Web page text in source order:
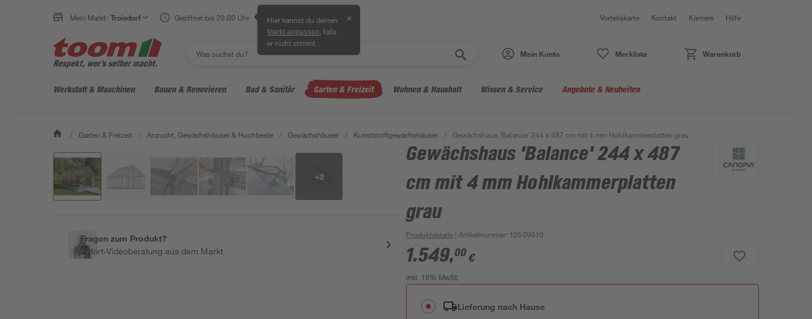
Mein Markt: Troisdorf Geöffnet bis 20:00 Uhr Hier kannst du deinen
Markt anpassen , falls
er nicht stimmt.
✕ Vorteilskarte Kontakt Karriere Hilfe
Mein Konto Merkliste Warenkorb
Werkstatt & Maschinen Bauen & Renovieren Bad & Sanitär Garten & Freizeit Wohnen & Haushalt Wissen & Service Angebote & Neuheiten
/ Garten & Freizeit / Anzucht, Gewächshäuser & Hochbeete / Gewächshäuser / Kunststoffgewächshäuser / Gewächshaus 'Balance' 244 x 487 cm mit 4 mm Hohlkammerplatten grau
+2
Fragen zum Produkt?
Sofort-Videoberatung aus dem Markt
Gewächshaus 'Balance' 244 x 487
cm mit 4 mm Hohlkammerplatten
grau
Produktdetails | Artikelnummer: 10509910
1.549,00 €
inkl. 19% MwSt.
Lieferung nach Hause